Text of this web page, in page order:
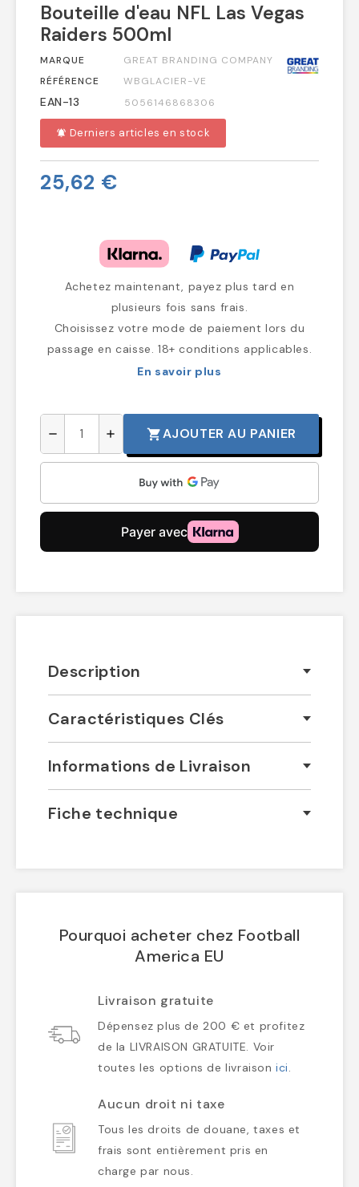
Bouteille d'eau NFL Las Vegas
Raiders 500ml
MARQUE
GREAT BRANDING COMPANY
RÉFÉRENCE
WBGLACIER-VE
EAN-13 5056146868306
notifications_active Derniers articles en stock
25,62 €
Achetez maintenant, payez plus tard en
plusieurs fois sans frais.
Choisissez votre mode de paiement lors du
passage en caisse. 18+ conditions applicables.
En savoir plus
remove add shopping_cartAJOUTER AU PANIER
Description
Caractéristiques Clés
Informations de Livraison
Fiche technique
Pourquoi acheter chez Football
America EU
Livraison gratuite
Dépensez plus de 200 € et profitez
de la LIVRAISON GRATUITE. Voir
toutes les options de livraisonici.
Aucun droit ni taxe
Tous les droits de douane, taxes et
frais sont entièrement pris en
charge par nous.